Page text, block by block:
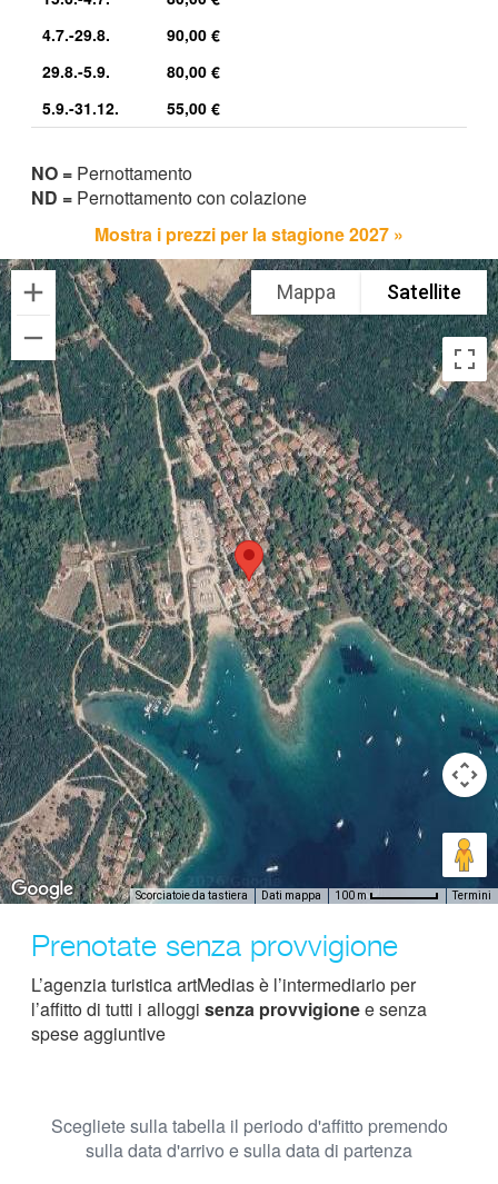
4.7.-29.8.
90,00 €
29.8.-5.9.
80,00 €
5.9.-31.12.
55,00 €
NO = Pernottamento
ND = Pernottamento con colazione
Mostra i prezzi per la stagione 2027 »
Mappa Satellite
Scorciatoie da tastiera Dati mappa 100 m Termini
Prenotate senza provvigione
L’agenzia turistica artMedias è l’intermediario per
l’affitto di tutti i alloggi senza provvigionee senza
spese aggiuntive
Scegliete sulla tabella il periodo d'affitto premendo
sulla data d'arrivo e sulla data di partenza